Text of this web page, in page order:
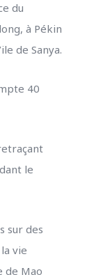
du
à Pékin
de Sanya.
40
le
sur des
vie
de Mao